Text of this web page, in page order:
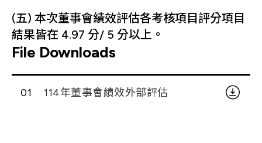
(五) 本次董事會績效評估各考核項目評分項目
結果皆在 4.97 分/ 5 分以上。
File Downloads
01 114年董事會績效外部評估